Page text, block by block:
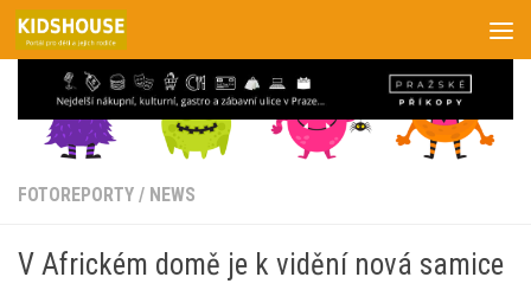
Skip to content
FOTOREPORTY / NEWS
V Africkém domě je k vidění nová samice